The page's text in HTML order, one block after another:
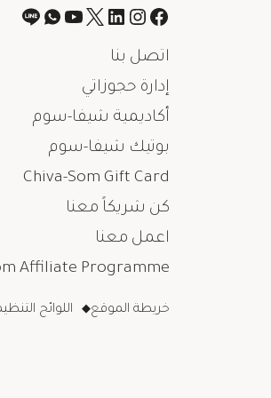
اتصل بنا
إدارة حجوزاتي
أكاديمية شيفا-سوم
بوتيك شيفا-سوم
Chiva-Som Gift Card
كن شريكاً معنا
اعمل معنا
Affiliate Programme
خريطة الموقع اللوائح